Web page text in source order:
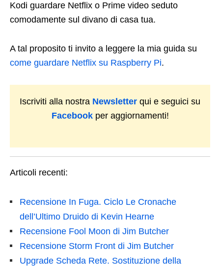
Kodi guardare Netflix o Prime video seduto
comodamente sul divano di casa tua.
A tal proposito ti invito a leggere la mia guida su
come guardare Netflix su Raspberry Pi.
Iscriviti alla nostra Newsletter qui e seguici su
Facebookper aggiornamenti!
Articoli recenti:
Recensione In Fuga. Ciclo Le Cronache
dell’Ultimo Druido di Kevin Hearne
Recensione Fool Moon di Jim Butcher
Recensione Storm Front di Jim Butcher
Upgrade Scheda Rete. Sostituzione della